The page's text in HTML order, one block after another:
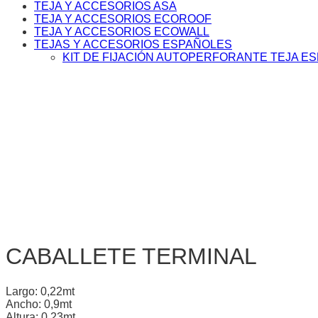
TEJA Y ACCESORIOS ASA
TEJA Y ACCESORIOS ECOROOF
TEJA Y ACCESORIOS ECOWALL
TEJAS Y ACCESORIOS ESPAÑOLES
KIT DE FIJACIÓN AUTOPERFORANTE TEJA
CABALLETE TERMINAL
Largo: 0,22mt
Ancho: 0,9mt